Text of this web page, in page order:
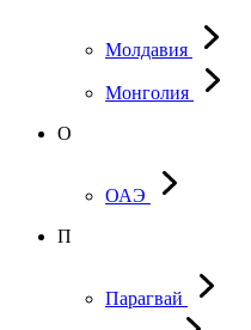
Молдавия
Монголия
О
ОАЭ
П
Парагвай